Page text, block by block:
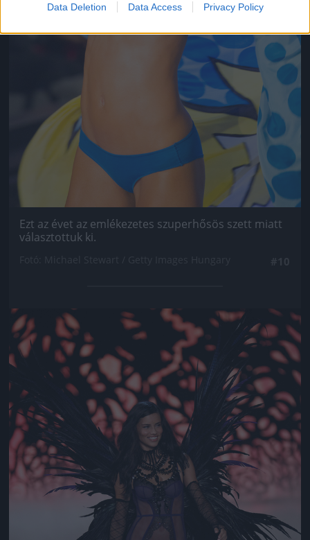
Data Deletion Data Access Privacy Policy
Ezt az évet az emlékezetes szuperhősös szett miatt
választottuk ki.
Jön még kép!